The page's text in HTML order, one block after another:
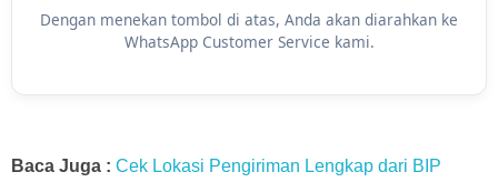
Dengan menekan tombol di atas, Anda akan diarahkan ke
WhatsApp Customer Service kami.
Baca Juga : Cek Lokasi Pengiriman Lengkap dari BIP